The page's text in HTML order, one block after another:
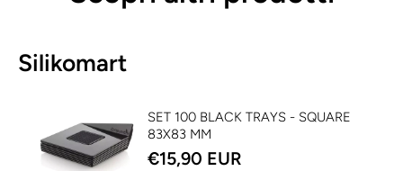
Silikomart
SET 100 BLACK TRAYS - SQUARE
83X83 MM
€15,90 EUR